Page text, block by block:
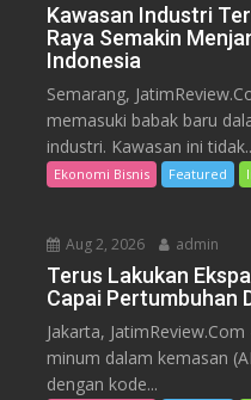
Kawasan Industri
Raya Semakin
Indonesia
Semarang,
memasuki babak baru
industri. Kawasan ini
Ekonomi Bisnis Featured
Aug 2, 2026 admin
Terus Lakukan
Capai Pertumbuhan
Jakarta,
minum dalam kemasan
dengan kode...